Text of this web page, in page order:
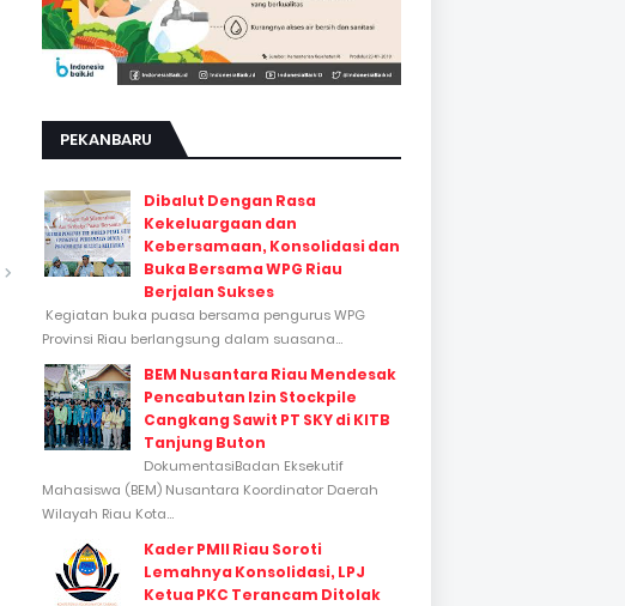
PEKANBARU
Dibalut Dengan Rasa
Kekeluargaan dan
Kebersamaan, Konsolidasi dan
Buka Bersama WPG Riau
Berjalan Sukses
Kegiatan buka puasa bersama pengurus WPG
Provinsi Riau berlangsung dalam suasana...
BEM Nusantara Riau Mendesak
Pencabutan Izin Stockpile
Cangkang Sawit PT SKY di KITB
Tanjung Buton
DokumentasiBadan Eksekutif
Mahasiswa (BEM) Nusantara Koordinator Daerah
Wilayah Riau Kota...
Kader PMII Riau Soroti
Lemahnya Konsolidasi, LPJ
Ketua PKC Terancam Ditolak